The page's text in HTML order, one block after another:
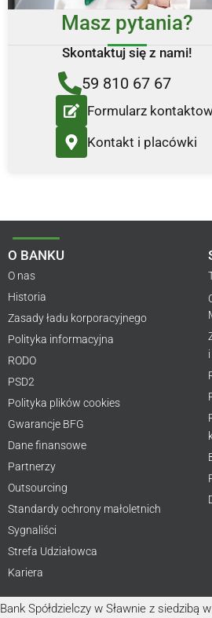
Masz pytania?
Skontaktuj się z nami!
59 810 67 67
Formularz
Kontakt i placówki
O BANKU
O nas
Historia
Zasady ładu korporacyjnego
Polityka informacyjna
RODO
PSD2
Polityka plików cookies
Gwarancje BFG
Dane finansowe
Partnerzy
Outsourcing
Standardy ochrony małoletnich
Sygnaliści
Strefa Udziałowca
Kariera
Bank Spółdzielczy w Sławnie z siedzibą